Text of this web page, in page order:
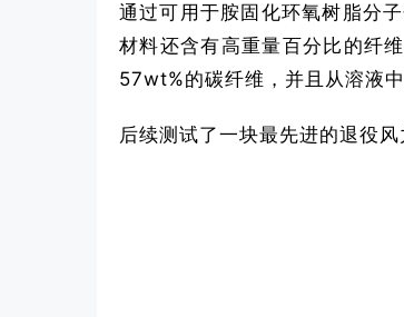
通过可用于胺固化环氧树脂分
材料还含有高重量百分比的纤
57wt%的碳纤维，并且从溶液
后续测试了一块最先进的退役